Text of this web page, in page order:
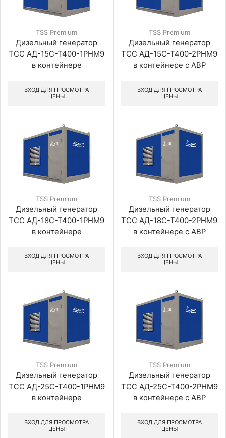
TSS Premium
Дизельный генератор
ТСС АД-15С-Т400-1РНМ9
в контейнере
ВХОД ДЛЯ ПРОСМОТРА
ЦЕНЫ
TSS Premium
Дизельный генератор
ТСС АД-15С-Т400-2РНМ9
в контейнере с АВР
ВХОД ДЛЯ ПРОСМОТРА
ЦЕНЫ
TSS Premium
Дизельный генератор
ТСС АД-18С-Т400-1РНМ9
в контейнере
ВХОД ДЛЯ ПРОСМОТРА
ЦЕНЫ
TSS Premium
Дизельный генератор
ТСС АД-18С-Т400-2РНМ9
в контейнере с АВР
ВХОД ДЛЯ ПРОСМОТРА
ЦЕНЫ
TSS Premium
Дизельный генератор
ТСС АД-25С-Т400-1РНМ9
в контейнере
ВХОД ДЛЯ ПРОСМОТРА
ЦЕНЫ
TSS Premium
Дизельный генератор
ТСС АД-25С-Т400-2РНМ9
в контейнере с АВР
ВХОД ДЛЯ ПРОСМОТРА
ЦЕНЫ